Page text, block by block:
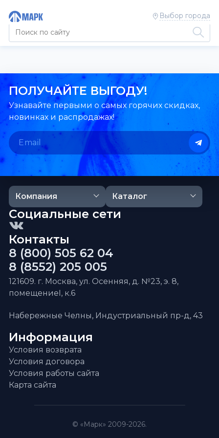
Выбор города
ПОЛУЧАЙТЕ ВЫГОДУ!
Узнавайте первыми о самых горячих скидках,
новинках и распродажах!
Компания Каталог
Информация
Условия возврата
Условия договора
Условия работы сайта
Карта сайта
Контакты
8 (800) 505 62 04
8 (8552) 205 005
121609. г. Москва, ул. Осенняя, д. №23, э. 8,
помещениеI, к.6
Набережные Челны, Индустриальный пр-д, 43
Социальные сети
© «Марк» 2009-2026.